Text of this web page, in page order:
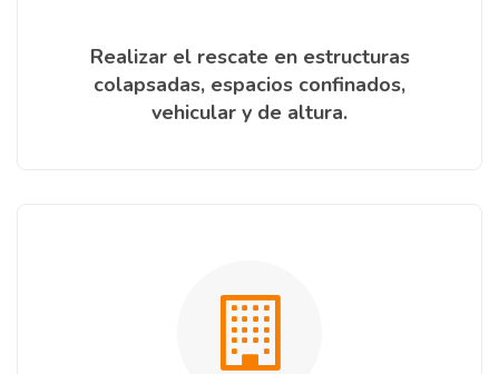
Realizar el rescate en estructuras
colapsadas, espacios confinados,
vehicular y de altura.